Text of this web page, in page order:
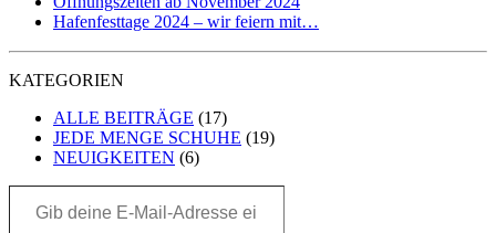
Hafenfesttage 2024 – wir feiern mit…
KATEGORIEN
ALLE BEITRÄGE (17)
JEDE MENGE SCHUHE (19)
NEUIGKEITEN (6)
deine